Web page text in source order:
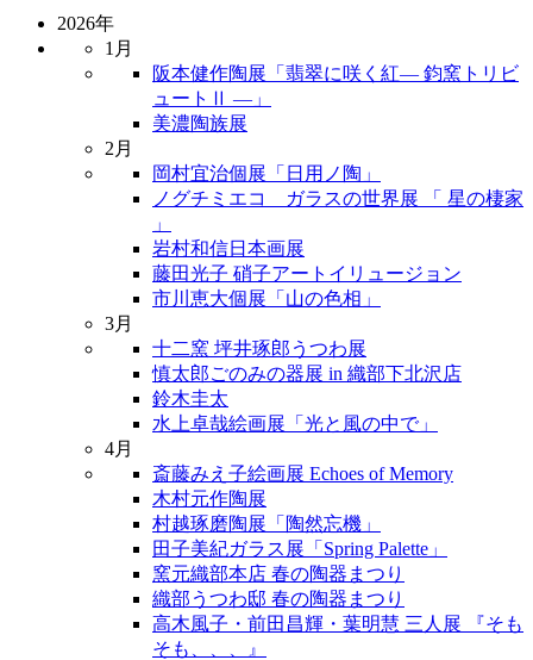
2026年
1月
阪本健作陶展「翡翠に咲く紅― 鈞窯トリビ
ュートⅡ ―」
美濃陶族展
2月
岡村宜治個展「日用ノ陶」
ノグチミエコ ガラスの世界展 「 星の棲家
」
岩村和信日本画展
藤田光子 硝子アートイリュージョン
市川恵大個展「山の色相」
3月
十二窯 坪井琢郎うつわ展
慎太郎ごのみの器展 in 織部下北沢店
鈴木圭太
水上卓哉絵画展「光と風の中で」
4月
斎藤みえ子絵画展 Echoes of Memory
木村元作陶展
村越琢磨陶展「陶然忘機」
田子美紀ガラス展「Spring Palette」
窯元織部本店 春の陶器まつり
織部うつわ邸 春の陶器まつり
高木風子・前田昌輝・葉明慧 三人展 『そも
そも、、、』